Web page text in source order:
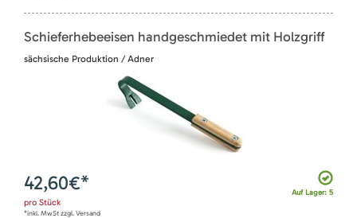
Schieferhebeeisen handgeschmiedet mit Holzgriff
sächsische Produktion / Adner
Auf Lager: 5
42,60€*
pro Stück
*inkl. MwSt zzgl. Versand